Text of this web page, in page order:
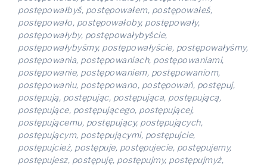
postępowałbyś, postępowałem, postępowałeś,
postępowało, postępowałoby, postępowały,
postępowałyby, postępowałybyście,
postępowałybyśmy, postępowałyście, postępowałyśmy,
postępowania, postępowaniach, postępowaniami,
postępowanie, postępowaniem, postępowaniom,
postępowaniu, postępowano, postępowań, postępuj,
postępują, postępując, postępująca, postępującą,
postępujące, postępującego, postępującej,
postępującemu, postępujący, postępujących,
postępującym, postępującymi, postępujcie,
postępujcież, postępuje, postępujecie, postępujemy,
postępujesz, postępuję, postępujmy, postępujmyż,